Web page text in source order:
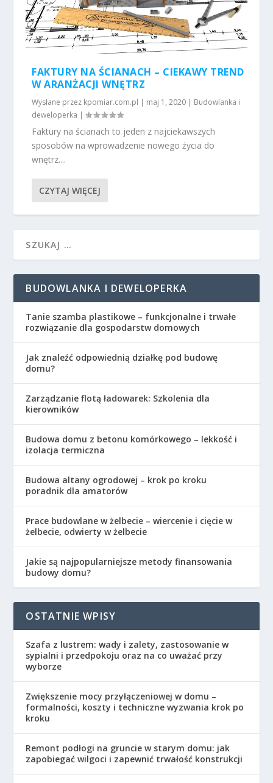
FAKTURY NA ŚCIANACH – CIEKAWY TREND
W ARANŻACJI WNĘTRZ
Wysłane przez kpomiar.com.pl | maj 1, 2020 | Budowlanka i
deweloperka |
Faktury na ścianach to jeden z najciekawszych
sposobów na wprowadzenie nowego życia do
wnętrz....
CZYTAJ WIĘCEJ
BUDOWLANKA I DEWELOPERKA
Tanie szamba plastikowe – funkcjonalne i trwałe
rozwiązanie dla gospodarstw domowych
Jak znaleźć odpowiednią działkę pod budowę
domu?
Zarządzanie flotą ładowarek: Szkolenia dla
kierowników
Budowa domu z betonu komórkowego – lekkość i
izolacja termiczna
Budowa altany ogrodowej – krok po kroku
poradnik dla amatorów
Prace budowlane w żelbecie – wiercenie i cięcie w
żelbecie, odwierty w żelbecie
Jakie są najpopularniejsze metody finansowania
budowy domu?
OSTATNIE WPISY
Szafa z lustrem: wady i zalety, zastosowanie w
sypialni i przedpokoju oraz na co uważać przy
wyborze
Zwiększenie mocy przyłączeniowej w domu –
formalności, koszty i techniczne wyzwania krok po
kroku
Remont podłogi na gruncie w starym domu: jak
zapobiegać wilgoci i zapewnić trwałość konstrukcji